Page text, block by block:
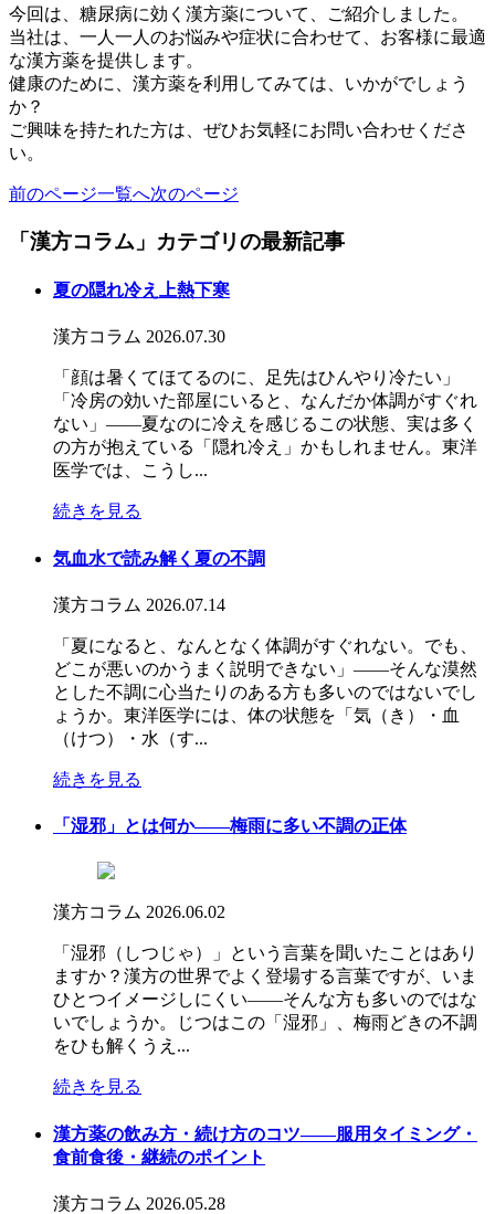
今回は、糖尿病に効く漢方薬について、ご紹介しました。
当社は、一人一人のお悩みや症状に合わせて、お客様に最適
な漢方薬を提供します。
健康のために、漢方薬を利用してみては、いかがでしょう
か？
ご興味を持たれた方は、ぜひお気軽にお問い合わせくださ
い。
前のページ一覧へ次のページ
「漢方コラム」カテゴリの最新記事
夏の隠れ冷え上熱下寒
漢方コラム 2026.07.30
「顔は暑くてほてるのに、足先はひんやり冷たい」
「冷房の効いた部屋にいると、なんだか体調がすぐれ
ない」――夏なのに冷えを感じるこの状態、実は多く
の方が抱えている「隠れ冷え」かもしれません。東洋
医学では、こうし...
続きを見る
気血水で読み解く夏の不調
漢方コラム 2026.07.14
「夏になると、なんとなく体調がすぐれない。でも、
どこが悪いのかうまく説明できない」――そんな漠然
とした不調に心当たりのある方も多いのではないでし
ょうか。東洋医学には、体の状態を「気（き）・血
（けつ）・水（す...
続きを見る
「湿邪」とは何か――梅雨に多い不調の正体
漢方コラム 2026.06.02
「湿邪（しつじゃ）」という言葉を聞いたことはあり
ますか？漢方の世界でよく登場する言葉ですが、いま
ひとつイメージしにくい――そんな方も多いのではな
いでしょうか。じつはこの「湿邪」、梅雨どきの不調
をひも解くうえ...
続きを見る
漢方薬の飲み方・続け方のコツ――服用タイミング・
食前食後・継続のポイント
漢方コラム 2026.05.28